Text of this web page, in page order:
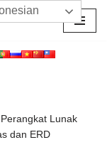
Lunak
dan ERD